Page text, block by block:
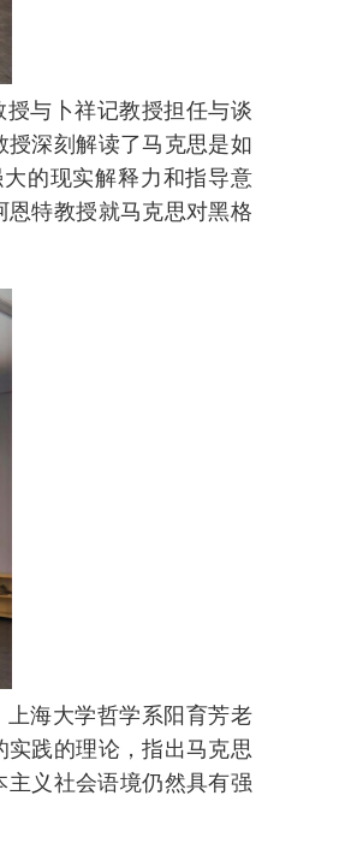
与卜祥记教授担任与谈
授深刻解读了马克思是如
的现实解释力和指导意
特教授就马克思对黑格
海大学哲学系阳育芳老
践的理论，指出马克思
义社会语境仍然具有强